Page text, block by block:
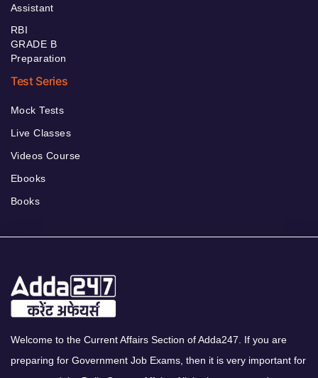
Assistant
RBI
GRADE B
Preparation
Test Series
Mock Tests
Live Classes
Videos Course
Ebooks
Books
Welcome to the Current Affairs Section of Adda247. If you are
preparing for Government Job Exams, then it is very important for